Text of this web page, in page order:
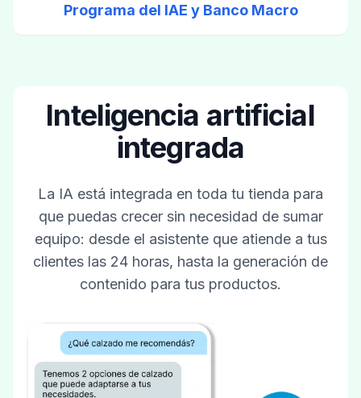
Programa del IAE y Banco Macro
Inteligencia artificial
integrada
La IA está integrada en toda tu tienda para
que puedas crecer sin necesidad de sumar
equipo: desde el asistente que atiende a tus
clientes las 24 horas, hasta la generación de
contenido para tus productos.